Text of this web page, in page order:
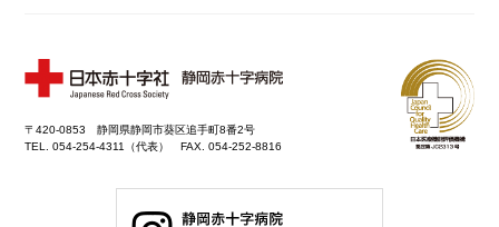
閉
を
開
〒420-0853 静岡県静岡市葵区追手町8番2号
TEL. 054-254-4311（代表） FAX. 054-252-8816